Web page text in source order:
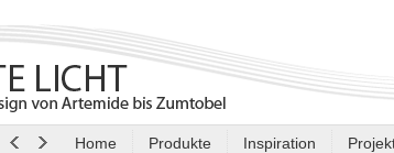
Home Produkte Inspiration